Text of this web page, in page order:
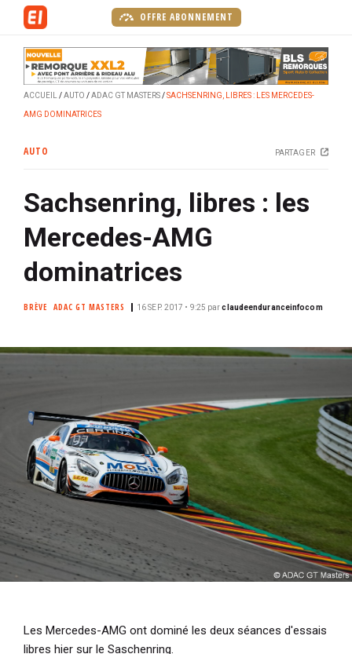
c
OFFRE ABONNEMENT
ACCUEIL AUTO ADAC GT MASTERS SACHSENRING, LIBRES : LES MERCEDES-
AMG DOMINATRICES
AUTO PARTAGER
Sachsenring, libres : les
Mercedes-AMG
dominatrices
BRÈVE ADAC GT MASTERS 16 SEP. 2017 • 9:25 par claudeenduranceinfocom
Les Mercedes-AMG ont dominé les deux séances d'essais
libres hier sur le Saschenring.